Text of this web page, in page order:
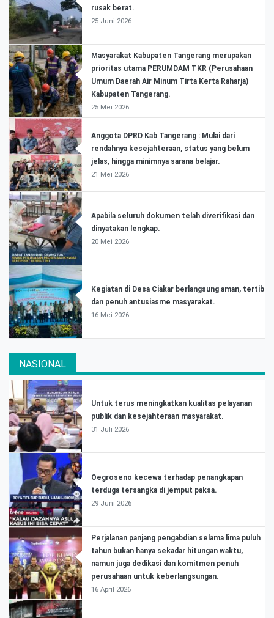
rusak berat.
25 Juni 2026
Masyarakat Kabupaten Tangerang merupakan
prioritas utama PERUMDAM TKR (Perusahaan
Umum Daerah Air Minum Tirta Kerta Raharja)
Kabupaten Tangerang.
25 Mei 2026
Anggota DPRD Kab Tangerang : Mulai dari
rendahnya kesejahteraan, status yang belum
jelas, hingga minimnya sarana belajar.
21 Mei 2026
Apabila seluruh dokumen telah diverifikasi dan
dinyatakan lengkap.
20 Mei 2026
Kegiatan di Desa Ciakar berlangsung aman, tertib
dan penuh antusiasme masyarakat.
16 Mei 2026
NASIONAL
Untuk terus meningkatkan kualitas pelayanan
publik dan kesejahteraan masyarakat.
31 Juli 2026
Oegroseno kecewa terhadap penangkapan
terduga tersangka di jemput paksa.
29 Juni 2026
Perjalanan panjang pengabdian selama lima puluh
tahun bukan hanya sekadar hitungan waktu,
namun juga dedikasi dan komitmen penuh
perusahaan untuk keberlangsungan.
16 April 2026